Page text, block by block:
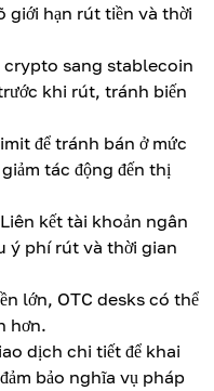
giới hạn rút tiền và thời
crypto sang stablecoin
khi rút, tránh biến
để tránh bán ở mức
tác động đến thị
Liên kết tài khoản ngân
ý phí rút và thời gian
lớn, OTC desks có thể
hơn.
dịch chi tiết để khai
bảo nghĩa vụ pháp